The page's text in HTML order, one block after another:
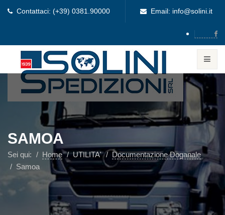
Contattaci: (+39) 0381.90000 Email: info@solini.it
SAMOA
Sei qui: Home UTILITA'
Documentazione Doganale
Samoa